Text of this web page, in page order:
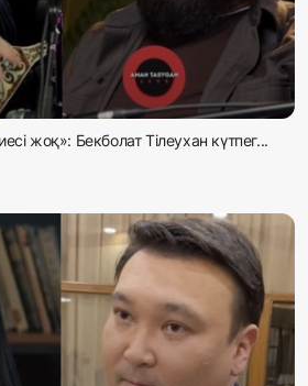
жоқ»: Бекболат Тілеухан күтпег...